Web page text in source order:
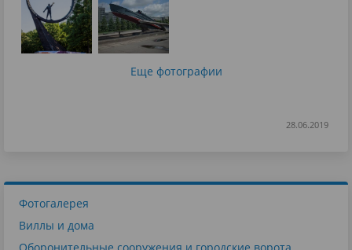
Еще фотографии
28.06.2019
Фотогалерея
Виллы и дома